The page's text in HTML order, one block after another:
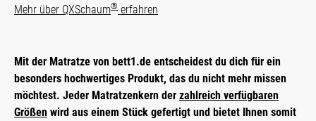
Mehr über QXSchaum® erfahren
Mit der Matratze von bett1.de ent­scheidest du dich für ein
besonders hochwertiges Produkt, das du nicht mehr missen
möchtest. Jeder Matratzen­kern der zahlreich verfügbaren
Größen wird aus einem Stück gefertigt und bietet Ihnen somit